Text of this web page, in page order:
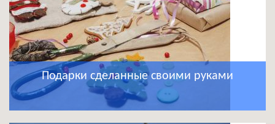
Подарки сделанные своими руками